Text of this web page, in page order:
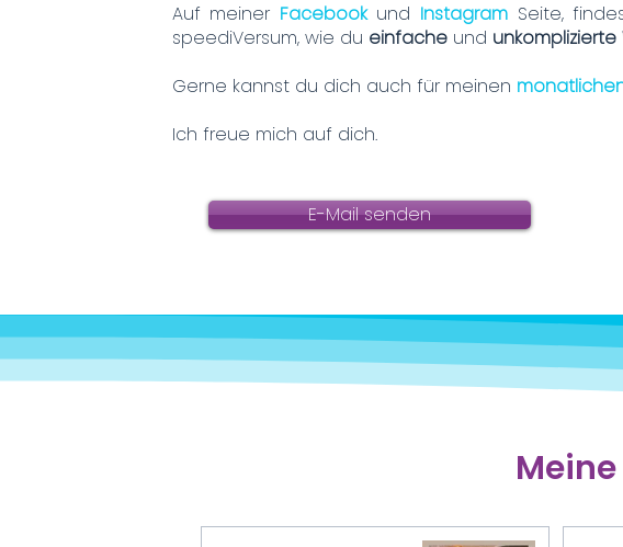
Auf meiner Facebook und Instagram Seite,
speediVersum, wie du einfache und
Gerne kannst du dich auch für meinen
Ich freue mich auf dich.
E-Mail senden